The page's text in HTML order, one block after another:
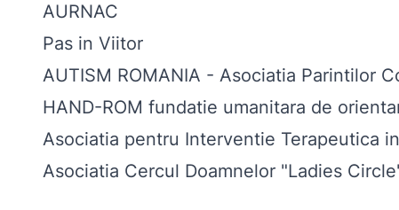
AURNAC
Pas in Viitor
AUTISM ROMANIA - Asociatia Parintilor
HAND-ROM fundatie umanitara de
Asociatia pentru Interventie Terapeutica
Asociatia Cercul Doamnelor "Ladies